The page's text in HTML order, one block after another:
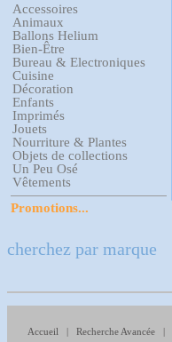
Accessoires
Animaux
Ballons Helium
Bien-Être
Bureau & Electroniques
Cuisine
Décoration
Enfants
Imprimés
Jouets
Nourriture & Plantes
Objets de collections
Un Peu Osé
Vêtements
Promotions...
cherchez par marque
Accueil | Recherche Avancée|